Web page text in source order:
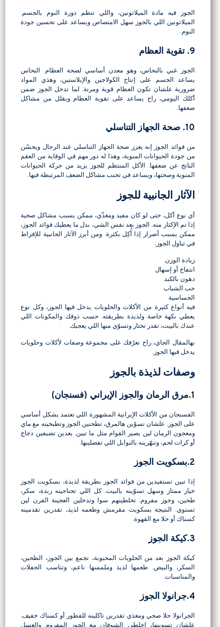
الجوز فيه مادة الميلاتونين، واللي تنظم دورة النوم بالجسم.
الميلاتونين اللي بالجوز سهل الامتصاص ويساعد على تحسين جودة
النوم.
9. تقوية العظام
الجوز غني بالنحاس، وهو معدن أساسي لصحة العظام. النحاس
يساعد الجسم على إنتاج الكولاجين والإيلاستين، وهذي المواد
ضرورية علشان تكون العظام قوية ومرنة. لما تدخل الجوز ضمن
أكلك اليومي، راح يساعد على تقوية العظام ويقلل من مشاكل
ضعفها.
10. صحة الجهاز التناسلي
من فوائد الجوز إنه يعزز صحة الجهاز التناسلي عند الرجال ويحسّن
من جودة الحيوانات المنوية، وهذا له دور مهم في الوقاية من العقم
الناتج عن ضعفها. الأكل المنتظم للجوز يزيد من حركة الحيوانات
المنوية وصحتها، ويساعد في تجنب مشاكل الضعف المرتبطة فيها.
الآثار الجانبية للجوز
أي نوع أكل، حتى لو كان مفيد ومغذّي، ممكن يسبب مشاكل صحية
إذا تم الإكثار منه. الجوز بعد نفس الشي، بدل ما يعطيك فوائد الجوز،
ممكن يسبب أضرار إذا أُكِل بكثرة. ومن أبرز الآثار الجانبية للإفراط
في تناول الجوز:
زيادة الوزن
انتفاخ أو إسهال
دهون بالكبد
حب الشباب
الحساسية
فيه أنواع كثيرة من الأكلات والحلويات يدخل فيها الجوز، وكل نوع
يعطي نكهة خاصة ولذيذة بطريقته. حسب ذوقك والمكونات اللي
عندك بالبيت، تقدر تختار وتسوّي منها اللي يعجبك.
بهالمقال الجاي، راح نعرّفك على مجموعة وصفات لأكلات وحلويات
يدخل فيها الجوز.
وصفات لذيذة بالجوز
1.مرق الرمان والجوز الإيراني (فسنجان)
الفسنجان من الأكلات الإيرانية المشهورة اللي تعتمد بشكل أساسي
على الجوز. علشان تسوّين هالمرق، تطحنين الجوز وتطبخينه مع ماي
ومعجون الرمان لين يصير القوام مثل ما تبين. بعدين تضيفين دجاج
أو كرات لحم، وتبهّرينه بالتوابل اللي تفضلينها.
2.بسكويت الجوز
إذا تبين تستفيدين من فوائد الجوز بطريقة لذيذة، بسكويت الجوز
خيار ممتاز وسهل تسوّينه بالبيت. كل اللي تحتاجينه زبدة، سكر،
طحين، وجوز مفروم. تخلطينهم سوا وتدخلين العجينة الفرن لين
تستوي. النتيجة بسكويت مقرمش وطعمه لذيذ، تقدرين تقدمينه
كسناك أو حلا مع القهوة.
3.كيكة الجوز
كيكة الجوز بعد من الحلويات المحبوبة، تجمع بين الجوز، الطحين،
السكر، والبيض. طعمها لذيذ وملمسها ناعم، وتناسب الحفلات
والمناسبات.
4.جرانولا الجوز
الجرانولا حلا صحي ومغذي تقدرين تاكلينه للفطور أو كسناك خفيف.